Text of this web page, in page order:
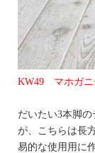
KW49 マホガニ
だいたい3本脚
が、こちらは長
易的な使用用に